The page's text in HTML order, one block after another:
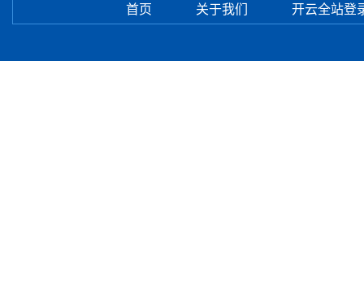
首页 关于我们 开云全站登